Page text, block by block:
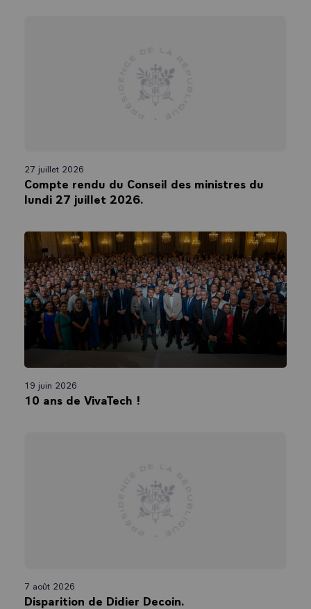
27 juillet 2026
Compte rendu du Conseil des ministres du
lundi 27 juillet 2026.
19 juin 2026
10 ans de VivaTech !
7 août 2026
Disparition de Didier Decoin.